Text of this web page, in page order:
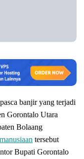
banjir yang terjadi
Gorontalo Utara
Bolaang
tersebut
Bupati Gorontalo